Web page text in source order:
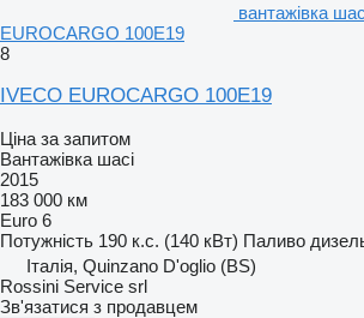
вантажівка
EUROCARGO 100E19
8
IVECO EUROCARGO 100E19
Ціна за запитом
Вантажівка шасі
2015
183 000 км
Euro 6
Потужність 190 к.с. (140 кВт) Паливо
Італія, Quinzano D'oglio (BS)
Rossini Service srl
Зв'язатися з продавцем